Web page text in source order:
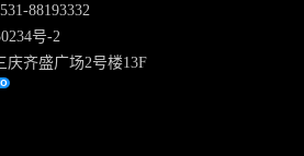
88193332
号-2
庆齐盛广场2号楼13F